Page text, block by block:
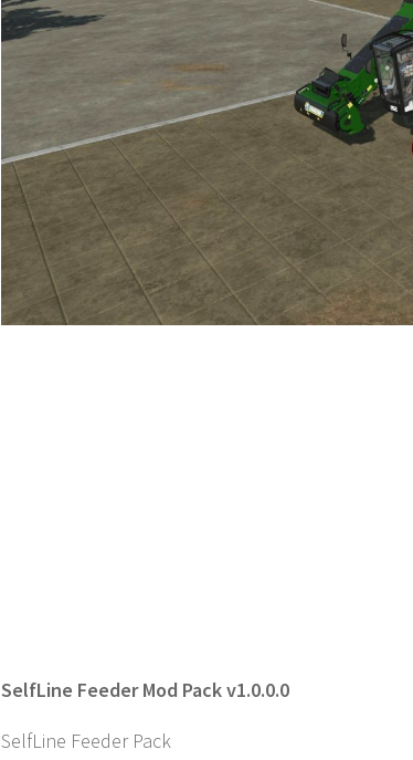
SelfLine Feeder Mod Pack v1.0.0.0
SelfLine Feeder Pack